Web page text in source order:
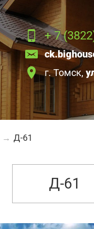
+ 7
г. Томск,
→ Д-61
Д-61